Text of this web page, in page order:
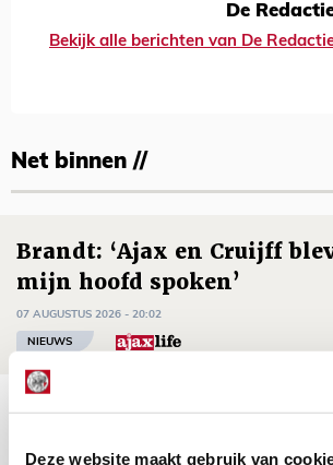
Deze website maakt gebruik van
De
Bekijk alle berichten van De
Net binnen //
Brandt: ‘Ajax en Cruijff
mijn hoofd spoken’
07 AUGUSTUS 2026 - 20:02
NIEUWS
Míchel geeft blessure-